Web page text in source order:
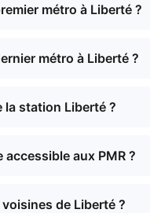
métro à Liberté ?
métro à Liberté ?
la station Liberté ?
aux PMR ?
de Liberté ?